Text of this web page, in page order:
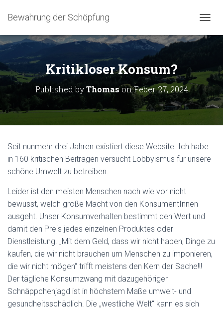
Bewahrung der Schöpfung
Kritikloser Konsum?
Published byThomasonFeber 27, 2024
Seit nunmehr drei Jahren existiert diese Website. Ich habe
in 160 kritischen Beiträgen versucht Lobbyismus für unsere
schöne Umwelt zu betreiben.
Leider ist den meisten Menschen nach wie vor nicht
bewusst, welch große Macht von den KonsumentInnen
ausgeht. Unser Konsumverhalten bestimmt den Wert und
damit den Preis jedes einzelnen Produktes oder
Dienstleistung. „Mit dem Geld, dass wir nicht haben, Dinge zu
kaufen, die wir nicht brauchen um Menschen zu imponieren,
die wir nicht mögen“ trifft meistens den Kern der Sache!!!
Der tägliche Konsumzwang mit dazugehöriger
Schnäppchenjagd ist in höchstem Maße umwelt- und
gesundheitsschädlich. Die „westliche Welt“ kann es sich